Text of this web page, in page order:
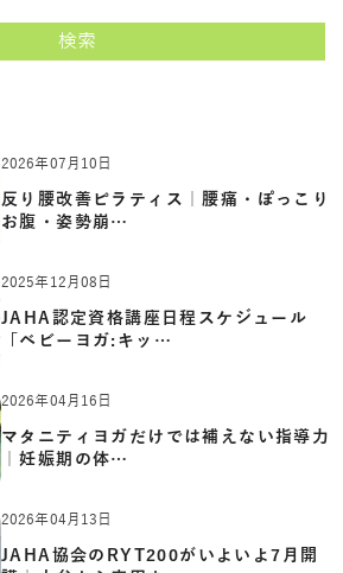
検索
2026年07月10日
反り腰改善ピラティス｜腰痛・ぽっこり
お腹・姿勢崩…
2025年12月08日
JAHA認定資格講座日程スケジュール
「ベビーヨガ:キッ…
2026年04月16日
マタニティヨガだけでは補えない指導力
｜妊娠期の体…
2026年04月13日
JAHA協会のRYT200がいよいよ7月開